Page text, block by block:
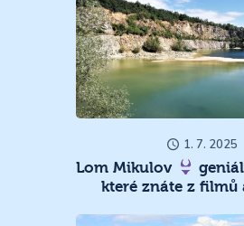
1. 7. 2025
Lom Mikulov
které znáte z filmů